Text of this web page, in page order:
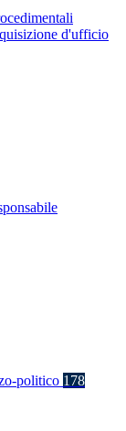
d'ufficio
politico 178